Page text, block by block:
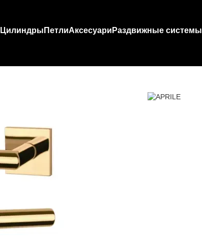
Цилиндры ПетлиАксесуари Раздвижные системы